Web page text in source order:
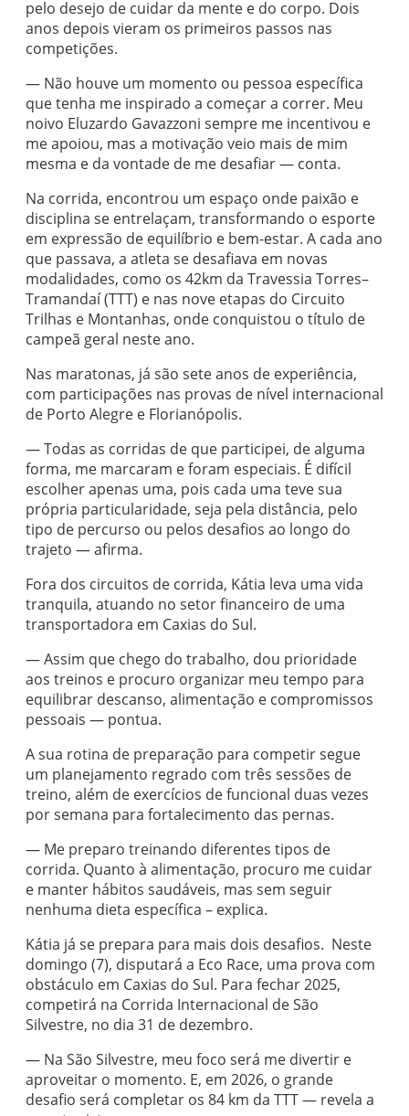
pelo desejo de cuidar da mente e do corpo. Dois
anos depois vieram os primeiros passos nas
competições.
— Não houve um momento ou pessoa específica
que tenha me inspirado a começar a correr. Meu
noivo Eluzardo Gavazzoni sempre me incentivou e
me apoiou, mas a motivação veio mais de mim
mesma e da vontade de me desafiar — conta.
Na corrida, encontrou um espaço onde paixão e
disciplina se entrelaçam, transformando o esporte
em expressão de equilíbrio e bem-estar. A cada ano
que passava, a atleta se desafiava em novas
modalidades, como os 42km da Travessia Torres–
Tramandaí (TTT) e nas nove etapas do Circuito
Trilhas e Montanhas, onde conquistou o título de
campeã geral neste ano.
Nas maratonas, já são sete anos de experiência,
com participações nas provas de nível internacional
de Porto Alegre e Florianópolis.
— Todas as corridas de que participei, de alguma
forma, me marcaram e foram especiais. É difícil
escolher apenas uma, pois cada uma teve sua
própria particularidade, seja pela distância, pelo
tipo de percurso ou pelos desafios ao longo do
trajeto — afirma.
Fora dos circuitos de corrida, Kátia leva uma vida
tranquila, atuando no setor financeiro de uma
transportadora em Caxias do Sul.
— Assim que chego do trabalho, dou prioridade
aos treinos e procuro organizar meu tempo para
equilibrar descanso, alimentação e compromissos
pessoais — pontua.
A sua rotina de preparação para competir segue
um planejamento regrado com três sessões de
treino, além de exercícios de funcional duas vezes
por semana para fortalecimento das pernas.
— Me preparo treinando diferentes tipos de
corrida. Quanto à alimentação, procuro me cuidar
e manter hábitos saudáveis, mas sem seguir
nenhuma dieta específica – explica.
Kátia já se prepara para mais dois desafios. Neste
domingo (7), disputará a Eco Race, uma prova com
obstáculo em Caxias do Sul. Para fechar 2025,
competirá na Corrida Internacional de São
Silvestre, no dia 31 de dezembro.
— Na São Silvestre, meu foco será me divertir e
aproveitar o momento. E, em 2026, o grande
desafio será completar os 84 km da TTT — revela a